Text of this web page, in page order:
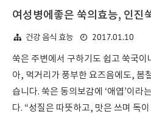
여성병에좋은 쑥의효능, 인진
건강 음식 효능 2017.01.10
쑥은 주변에서 구하기도 쉽고 쑥국
아, 먹거리가 풍부한 요즈음에도, 봄
습니다. 쑥은 동의보감에 ‘애엽’이라
다. “성질은 따뜻하고, 맛은 쓰며 독